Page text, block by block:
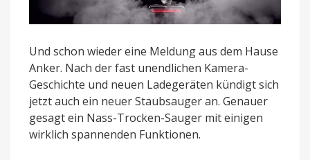
Und schon wieder eine Meldung aus dem Hause
Anker. Nach der fast unendlichen Kamera-
Geschichte und neuen Ladegeräten kündigt sich
jetzt auch ein neuer Staubsauger an. Genauer
gesagt ein Nass-Trocken-Sauger mit einigen
wirklich spannenden Funktionen.